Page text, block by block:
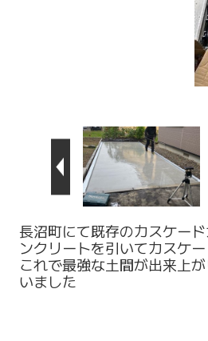
長沼町にて既存のカスケー
ンクリートを引いてカスケ
これで最強な土間が出来上
いました